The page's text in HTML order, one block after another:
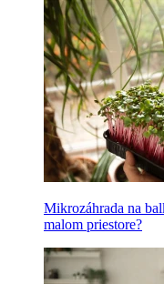
Mikrozáhrada na
malom priestore?